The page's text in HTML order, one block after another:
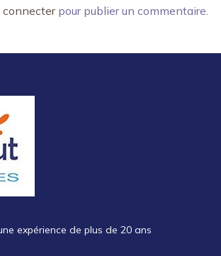
connecterpour publier un commentaire.
expérience de plus de 20 ans